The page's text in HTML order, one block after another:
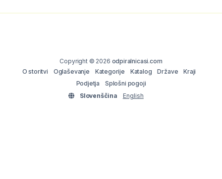
Copyright © 2026 odpiralnicasi.com
O storitvi
Oglaševanje Kategorije Katalog Države
Kraji
Podjetja
Splošni pogoji
Slovenščina
English